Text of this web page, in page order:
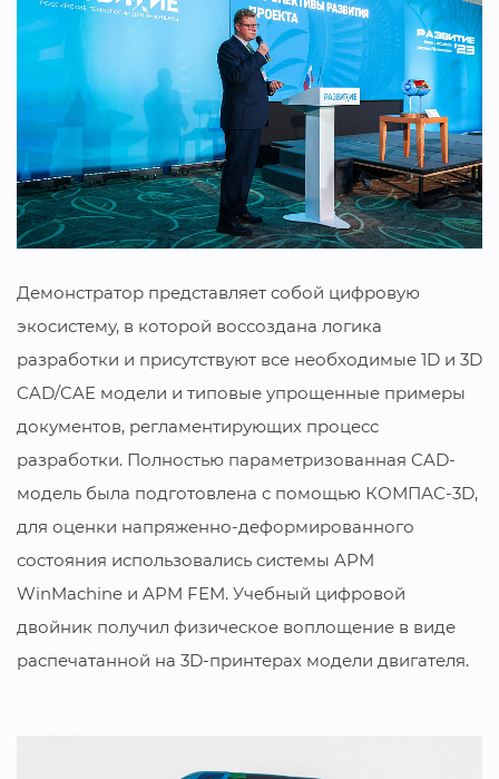
Демонстратор представляет собой цифровую
экосистему, в которой воссоздана логика
разработки и присутствуют все необходимые 1D и 3D
CAD/CAE модели и типовые упрощенные примеры
документов, регламентирующих процесс
разработки. Полностью параметризованная CAD-
модель была подготовлена с помощью КОМПАС-3D,
для оценки напряженно-деформированного
состояния использовались системы APM
WinMachine и APM FEM. Учебный цифровой
двойник получил физическое воплощение в виде
распечатанной на 3D-принтерах модели двигателя.